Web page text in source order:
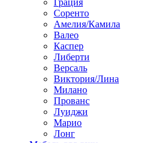
Грация
Соренто
Амелия/Камила
Валео
Каспер
Либерти
Версаль
Виктория/Лина
Милано
Прованс
Луиджи
Марио
Лонг